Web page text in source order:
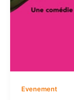
Evenement